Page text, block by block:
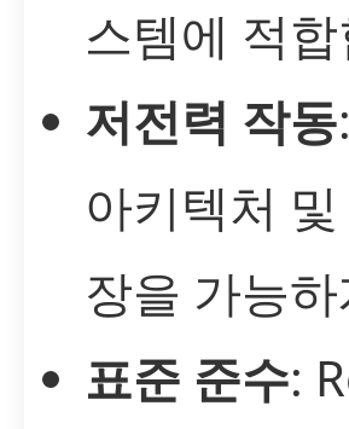
스템에 적
저전력 작동
아키텍처
장을 가능
표준 준수: